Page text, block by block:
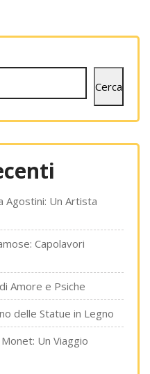
Cerca
Agostini: Un Artista
Capolavori
Amore e Psiche
delle Statue in Legno
Un Viaggio